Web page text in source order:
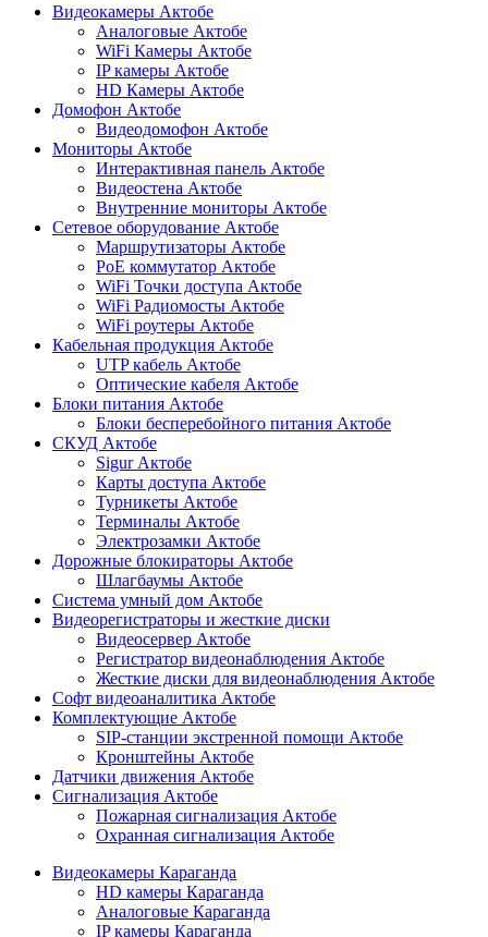
Видеокамеры Актобе
Аналоговые Актобе
WiFi Камеры Актобе
IP камеры Актобе
HD Камеры Актобе
Домофон Актобе
Видеодомофон Актобе
Мониторы Актобе
Интерактивная панель Актобе
Видеостена Актобе
Внутренние мониторы Актобе
Сетевое оборудование Актобе
Маршрутизаторы Актобе
PoE коммутатор Актобе
WiFi Точки доступа Актобе
WiFi Радиомосты Актобе
WiFi роутеры Актобе
Кабельная продукция Актобе
UTP кабель Актобе
Оптические кабеля Актобе
Блоки питания Актобе
Блоки бесперебойного питания Актобе
СКУД Актобе
Sigur Актобе
Карты доступа Актобе
Турникеты Актобе
Терминалы Актобе
Электрозамки Актобе
Дорожные блокираторы Актобе
Шлагбаумы Актобе
Система умный дом Актобе
Видеорегистраторы и жесткие диски
Видеосервер Актобе
Регистратор видеонаблюдения Актобе
Жесткие диски для видеонаблюдения Актобе
Софт видеоаналитика Актобе
Комплектующие Актобе
SIP-станции экстренной помощи Актобе
Кронштейны Актобе
Датчики движения Актобе
Сигнализация Актобе
Пожарная сигнализация Актобе
Охранная сигнализация Актобе
Видеокамеры Караганда
HD камеры Караганда
Аналоговые Караганда
IP камеры Караганда